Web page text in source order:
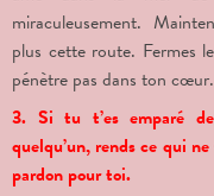
miraculeusement.
plus cette route. Fermes
pénètre pas dans ton
3. Si tu t’es emparé
quelqu’un, rends ce qui
pardon pour toi.